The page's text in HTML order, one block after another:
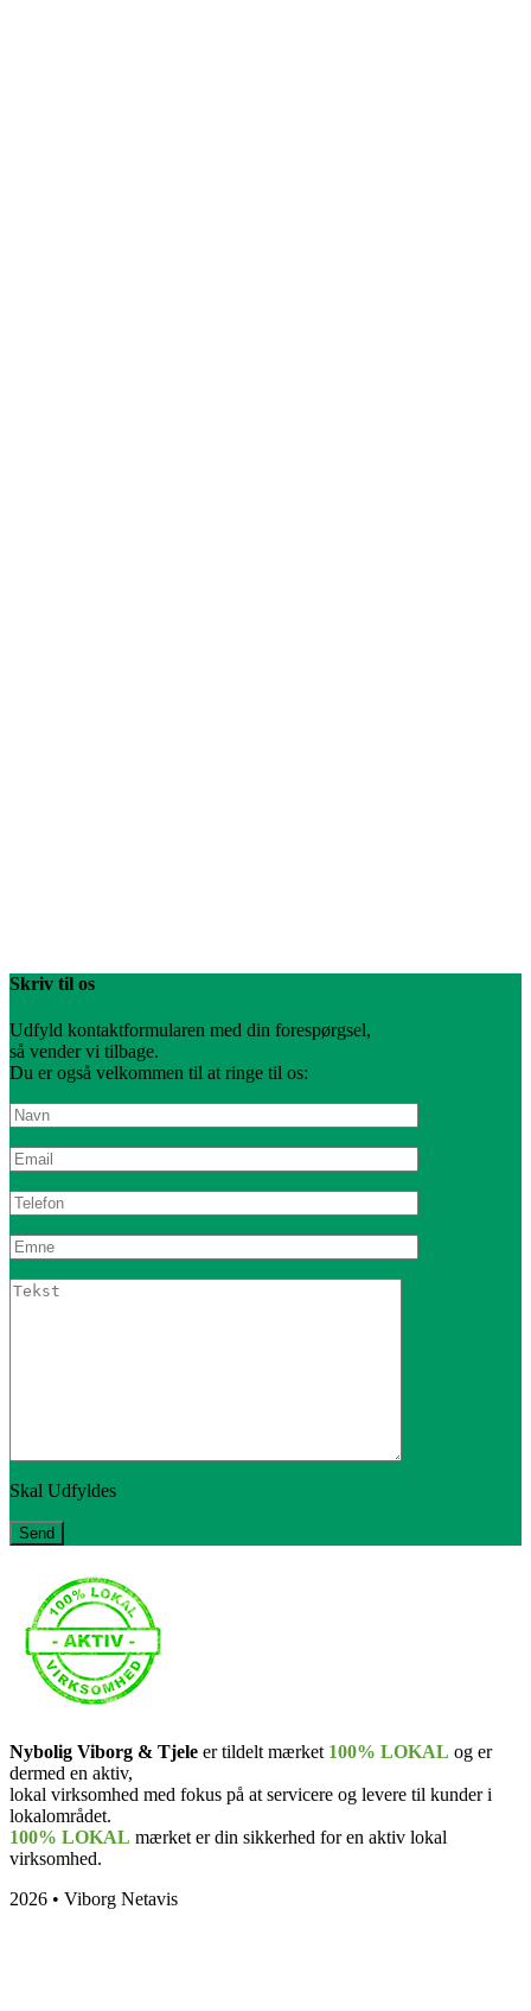
Skriv til os
Udfyld kontaktformularen med din forespørgsel,
så vender vi tilbage.
Du er også velkommen til at ringe til os:
Skal Udfyldes
Nybolig Viborg & Tjele er tildelt mærket 100% LOKAL og er
dermed en aktiv,
lokal virksomhed med fokus på at servicere og levere til kunder i
lokalområdet.
100% LOKAL mærket er din sikkerhed for en aktiv lokal
virksomhed.
2026 • Viborg Netavis